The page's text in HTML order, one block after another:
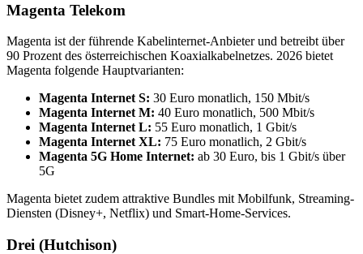
Magenta Telekom
Magenta ist der führende Kabelinternet-Anbieter und betreibt über
90 Prozent des österreichischen Koaxialkabelnetzes. 2026 bietet
Magenta folgende Hauptvarianten:
Magenta Internet S: 30 Euro monatlich, 150 Mbit/s
Magenta Internet M: 40 Euro monatlich, 500 Mbit/s
Magenta Internet L: 55 Euro monatlich, 1 Gbit/s
Magenta Internet XL: 75 Euro monatlich, 2 Gbit/s
Magenta 5G Home Internet: ab 30 Euro, bis 1 Gbit/s über
5G
Magenta bietet zudem attraktive Bundles mit Mobilfunk, Streaming-
Diensten (Disney+, Netflix) und Smart-Home-Services.
Drei (Hutchison)